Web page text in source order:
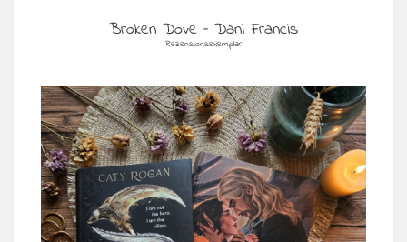
Broken Dove – Dani Francis
Rezensionsexemplar